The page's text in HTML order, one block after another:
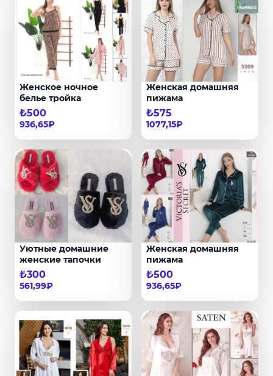
Женское ночное
белье тройка
₺500
936,65₽
Женская домашняя
пижама
₺575
1077,15₽
Уютные домашние
женские тапочки
₺300
561,99₽
Женская домашняя
пижама
₺500
936,65₽